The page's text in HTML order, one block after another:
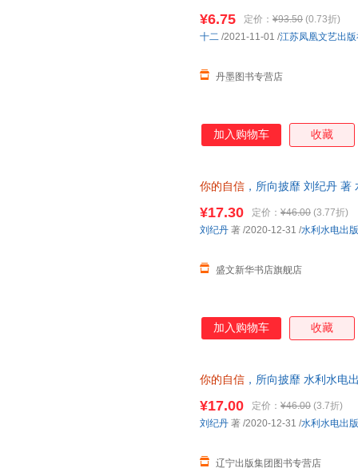
¥6.75 定价： ¥93.50 (0.73折)
丹墨图书专营店
十二 /2021-11-01 /江苏凤凰文艺出
加入购物车 收藏
你的自信 ，所向披靡 刘纪丹
¥17.30 定价： ¥46.00 (3.77折)
盛文新华书店旗舰店
刘纪丹 著 /2020-12-31 /水利水电出
加入购物车 收藏
你的自信 ，所向披靡 水利水电
¥17.00 定价： ¥46.00 (3.7折)
辽宁出版集团图书专营店
刘纪丹 著 /2020-12-31 /水利水电出